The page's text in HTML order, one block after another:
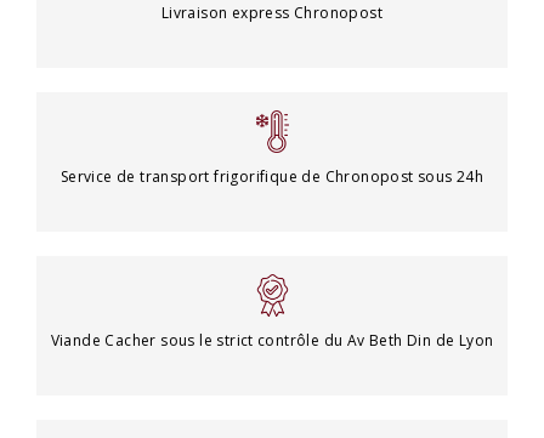
Livraison express Chronopost
Service de transport frigorifique de Chronopost sous 24h
Viande Cacher sous le strict contrôle du Av Beth Din de Lyon